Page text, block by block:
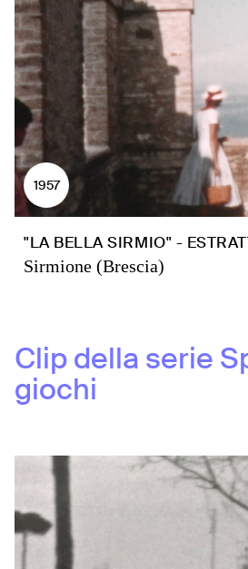
1957
"LA BELLA SIRMIO" -
Sirmione (Brescia)
Clip della serie
giochi